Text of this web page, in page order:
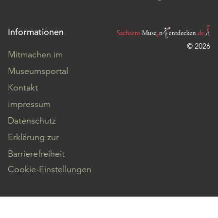
Informationen
Mitmachen im
Museumsportal
Kontakt
Impressum
Datenschutz
Erklärung zur
Barrierefreiheit
Cookie-Einstellungen
© 2026